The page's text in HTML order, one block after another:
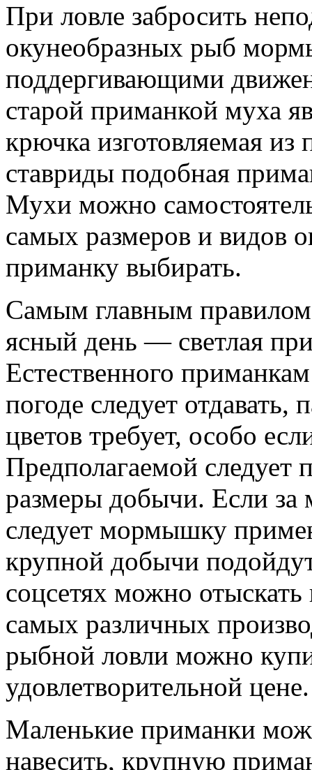
При ловле забросить
окунеобразных рыб
поддергивающими
старой приманкой муха
крючка изготовляемая
ставриды подобная
Мухи можно
самых размеров и видов
приманку выбирать.
Самым главным
ясный день — светлая
Естественного
погоде следует
цветов требует, особо
Предполагаемой следует
размеры добычи. Если за
следует мормышку
крупной добычи
соцсетях можно
самых различных
рыбной ловли можно
удовлетворительной цене.
Маленькие приманки
навесить, крупную